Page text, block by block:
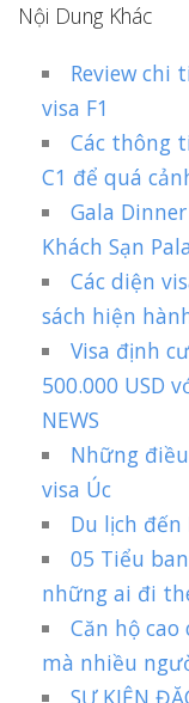
Nội Dung Khác
Review chi
visa F1
Các thông
C1 để quá
Gala
Khách Sạn
Các diện
sách hiện
Visa định
500.000 USD
NEWS
Những
visa Úc
Du lịch
05 Tiểu
những ai đi
Căn hộ
mà nhiều
SỰ KIỆN